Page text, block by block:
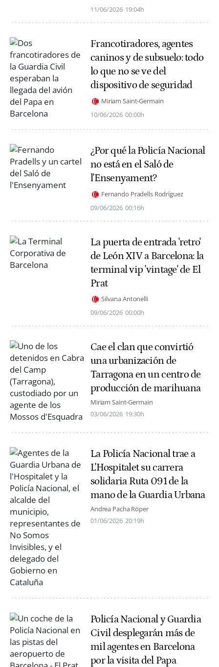
11/06/2026 19:04h
Francotiradores, agentes
caninos y de subsuelo: todo
lo que no se ve del
dispositivo de seguridad
Miriam Saint-Germain
10/06/2026 00:00h
¿Por qué la Policía Nacional
no está en el Saló de
l'Ensenyament?
Fernando Pradells Rodríguez
09/06/2026 00:16h
La puerta de entrada 'retro'
de León XIV a Barcelona: la
terminal vip 'vintage' de El
Prat
Silvana Antonelli
09/06/2026 00:00h
Cae el clan que convirtió
una urbanización de
Tarragona en un centro de
producción de marihuana
Miriam Saint-Germain
03/06/2026 19:30h
La Policía Nacional trae a
L'Hospitalet su carrera
solidaria Ruta 091 de la
mano de la Guardia Urbana
Andrea Pacha Röper
01/06/2026 20:19h
Policía Nacional y Guardia
Civil desplegarán más de
mil agentes en Barcelona
por la visita del Papa